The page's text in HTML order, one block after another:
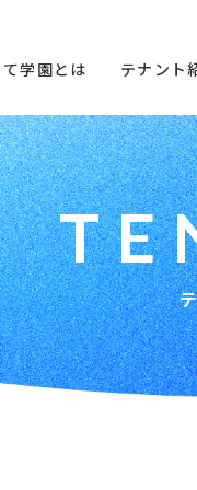
学園とは テナント
TE